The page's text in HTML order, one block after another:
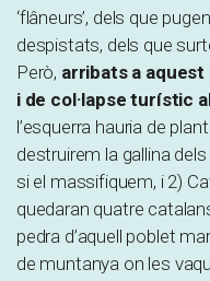
‘flâneurs’, dels que
despistats, dels que
Però, arribats a
i de col·lapse turístic
l’esquerra hauria de
destruirem la gallina
si el massifiquem, i 2)
quedaran quatre
pedra d’aquell poblet
de muntanya on les